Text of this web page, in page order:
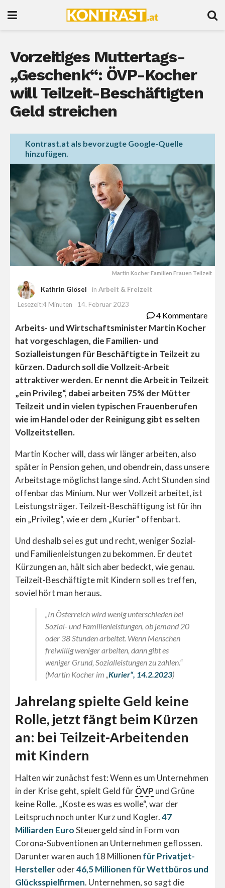
Vorzeitiges Muttertags-
„Geschenk“: ÖVP-Kocher
will Teilzeit-Beschäftigten
Geld streichen
Kontrast.at als bevorzugte Google-Quelle
hinzufügen.
Martin Kocher Familien Frauen Teilzeit
Kathrin Glösel in Arbeit & Freizeit
Lesezeit:4 Minuten
14. Februar 2023
4 Kommentare
Arbeits- und Wirtschaftsminister Martin Kocher
hat vorgeschlagen, die Familien- und
Sozialleistungen für Beschäftigte in Teilzeit zu
kürzen. Dadurch soll die Vollzeit-Arbeit
attraktiver werden. Er nennt die Arbeit in Teilzeit
„ein Privileg“, dabei arbeiten 75% der Mütter
Teilzeit und in vielen typischen Frauenberufen
wie im Handel oder der Reinigung gibt es selten
Vollzeitstellen.
Martin Kocher will, dass wir länger arbeiten, also
später in Pension gehen, und obendrein, dass unsere
Arbeitstage möglichst lange sind. Acht Stunden sind
offenbar das Minium. Nur wer Vollzeit arbeitet, ist
Leistungsträger. Teilzeit-Beschäftigung ist für ihn
ein „Privileg“, wie er dem „Kurier“ offenbart.
Und deshalb sei es gut und recht, weniger Sozial-
und Familienleistungen zu bekommen. Er deutet
Kürzungen an, hält sich aber bedeckt, wie genau.
Teilzeit-Beschäftigte mit Kindern soll es treffen,
soviel hört man heraus.
„In Österreich wird wenig unterschieden bei
Sozial- und Familienleistungen, ob jemand 20
oder 38 Stunden arbeitet. Wenn Menschen
freiwillig weniger arbeiten, dann gibt es
weniger Grund, Sozialleistungen zu zahlen.“
(Martin Kocher im „Kurier“, 14.2.2023)
Jahrelang spielte Geld keine
Rolle, jetzt fängt beim Kürzen
an: bei Teilzeit-Arbeitenden
mit Kindern
Halten wir zunächst fest: Wenn es um Unternehmen
in der Krise geht, spielt Geld fürÖVP und Grüne
keine Rolle. „Koste es was es wolle“, war der
Leitspruch noch unter Kurz und Kogler.47
Milliarden EuroSteuergeld sind in Form von
Corona-Subventionen an Unternehmen geflossen.
Darunter waren auch 18 Millionen für Privatjet-
Herstelleroder46,5 Millionen für Wettbüros und
Glücksspielfirmen. Unternehmen, so sagt die